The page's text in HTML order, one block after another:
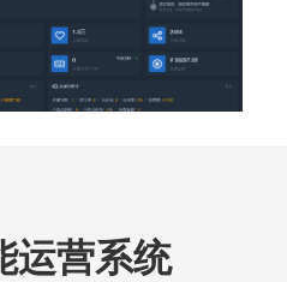
运营系统